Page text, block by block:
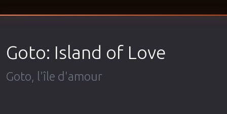
Δραματικές
Ελληνικός Κινηματογράφος
Επιστημονικής Φαντασίας
Goto: Island of Love
Goto, l'île d'amour